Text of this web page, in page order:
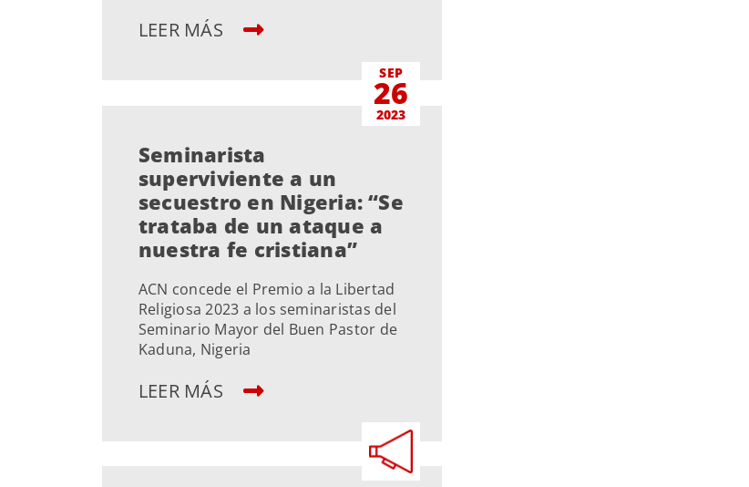
LEER MÁS
SEP
26
2023
Seminarista
superviviente a un
secuestro en Nigeria: “Se
trataba de un ataque a
nuestra fe cristiana”
ACN concede el Premio a la Libertad
Religiosa 2023 a los seminaristas del
Seminario Mayor del Buen Pastor de
Kaduna, Nigeria
LEER MÁS